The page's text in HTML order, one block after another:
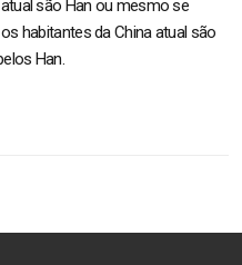
são Han ou mesmo se
habitantes da China atual são
Han.